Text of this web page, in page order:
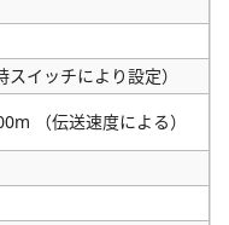
イッチにより設定）
（伝送速度による）